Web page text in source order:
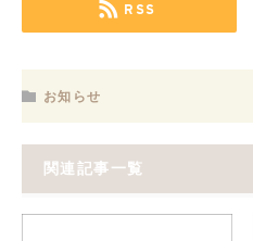
RSS
お知らせ
関連記事一覧